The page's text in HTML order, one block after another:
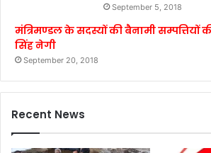
September 5, 2018
मंत्रिमण्डल के सदस्यों की बैनामी सम्पत्तियों
सिंह नेगी
September 20, 2018
Recent News